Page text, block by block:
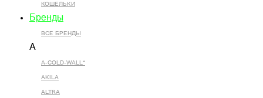
КОШЕЛЬКИ
Бренды
ВСЕ БРЕНДЫ
A
A-COLD-WALL*
AKILA
ALTRA